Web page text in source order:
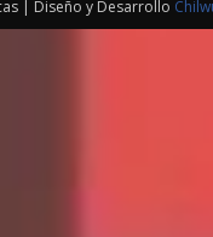
| Diseño y Desarrollo